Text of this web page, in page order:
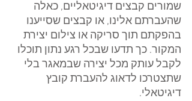
שמורים קבצים דיגיטאליים, כאלה
שהעברתם אלינו, או קבצים שסייענו
בהפקתם תוך סריקה או צילום יצירת
המקור. כך תדעו שבכל רגע נתון תוכלו
לקבל עותק מכל יצירה שבמאגר בלי
שתצטרכו לדאוג להעברת קובץ
דיגיטאלי.